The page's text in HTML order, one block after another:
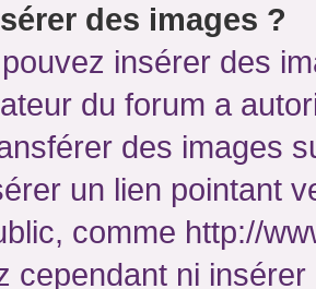
des images ?
insérer des
du forum a
des images
un lien pointant
comme http://
cependant ni